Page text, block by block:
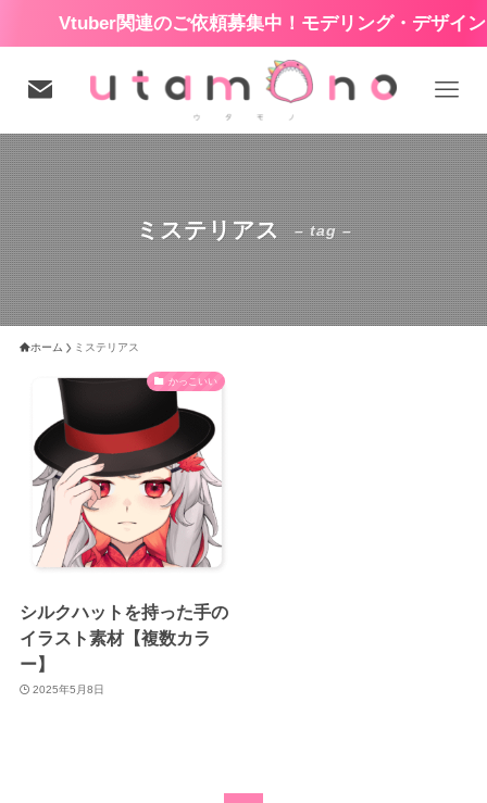
Vtuber関連のご依頼募集中！モデリング・デザイン
ミステリアス – tag –
ホーム ミステリアス
かっこいい
シルクハットを持った手の
イラスト素材【複数カラ
ー】
2025年5月8日